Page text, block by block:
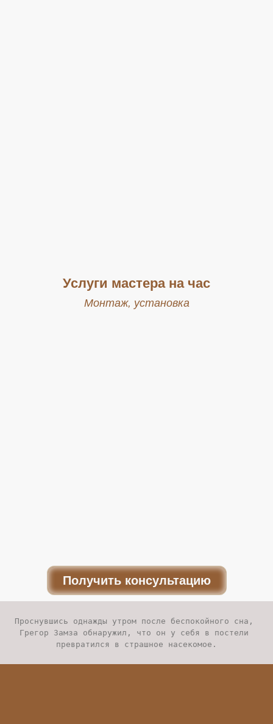
Услуги мастера на час
Монтаж, установка
Получить консультацию
Проснувшись однажды утром после беспокойного сна,
Грегор Замза обнаружил, что он у себя в постели
превратился в страшное насекомое.